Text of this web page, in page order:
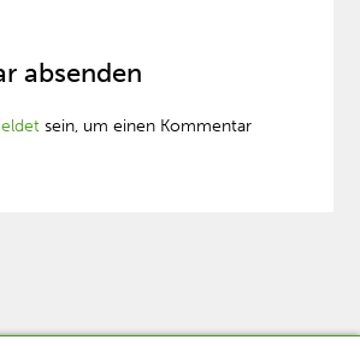
absenden
sein, um einen Kommentar